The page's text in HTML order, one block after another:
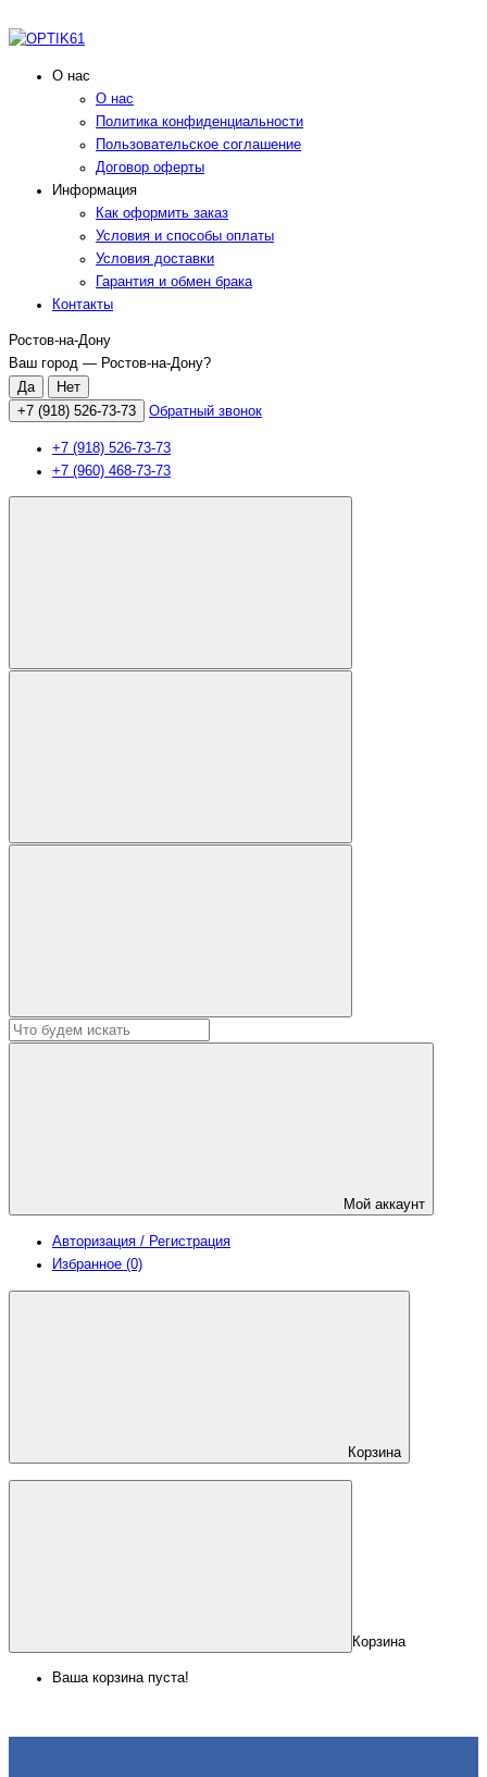
О нас
О нас
Политика конфиденциальности
Пользовательское соглашение
Договор оферты
Информация
Как оформить заказ
Условия и способы оплаты
Условия доставки
Гарантия и обмен брака
Контакты
Ростов-на-Дону
Ваш город — Ростов-на-Дону?
+7 (918) 526-73-73 Обратный звонок
+7 (918) 526-73-73
+7 (960) 468-73-73
Мой аккаунт
Авторизация / Регистрация
Избранное (0)
Корзина
Корзина
Ваша корзина пуста!